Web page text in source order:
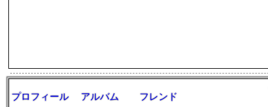
プロフィール アルバム フレンド